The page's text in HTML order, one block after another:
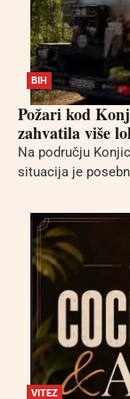
BIH
Požari kod
zahvatila više
Na području
situacija je
VITEZ